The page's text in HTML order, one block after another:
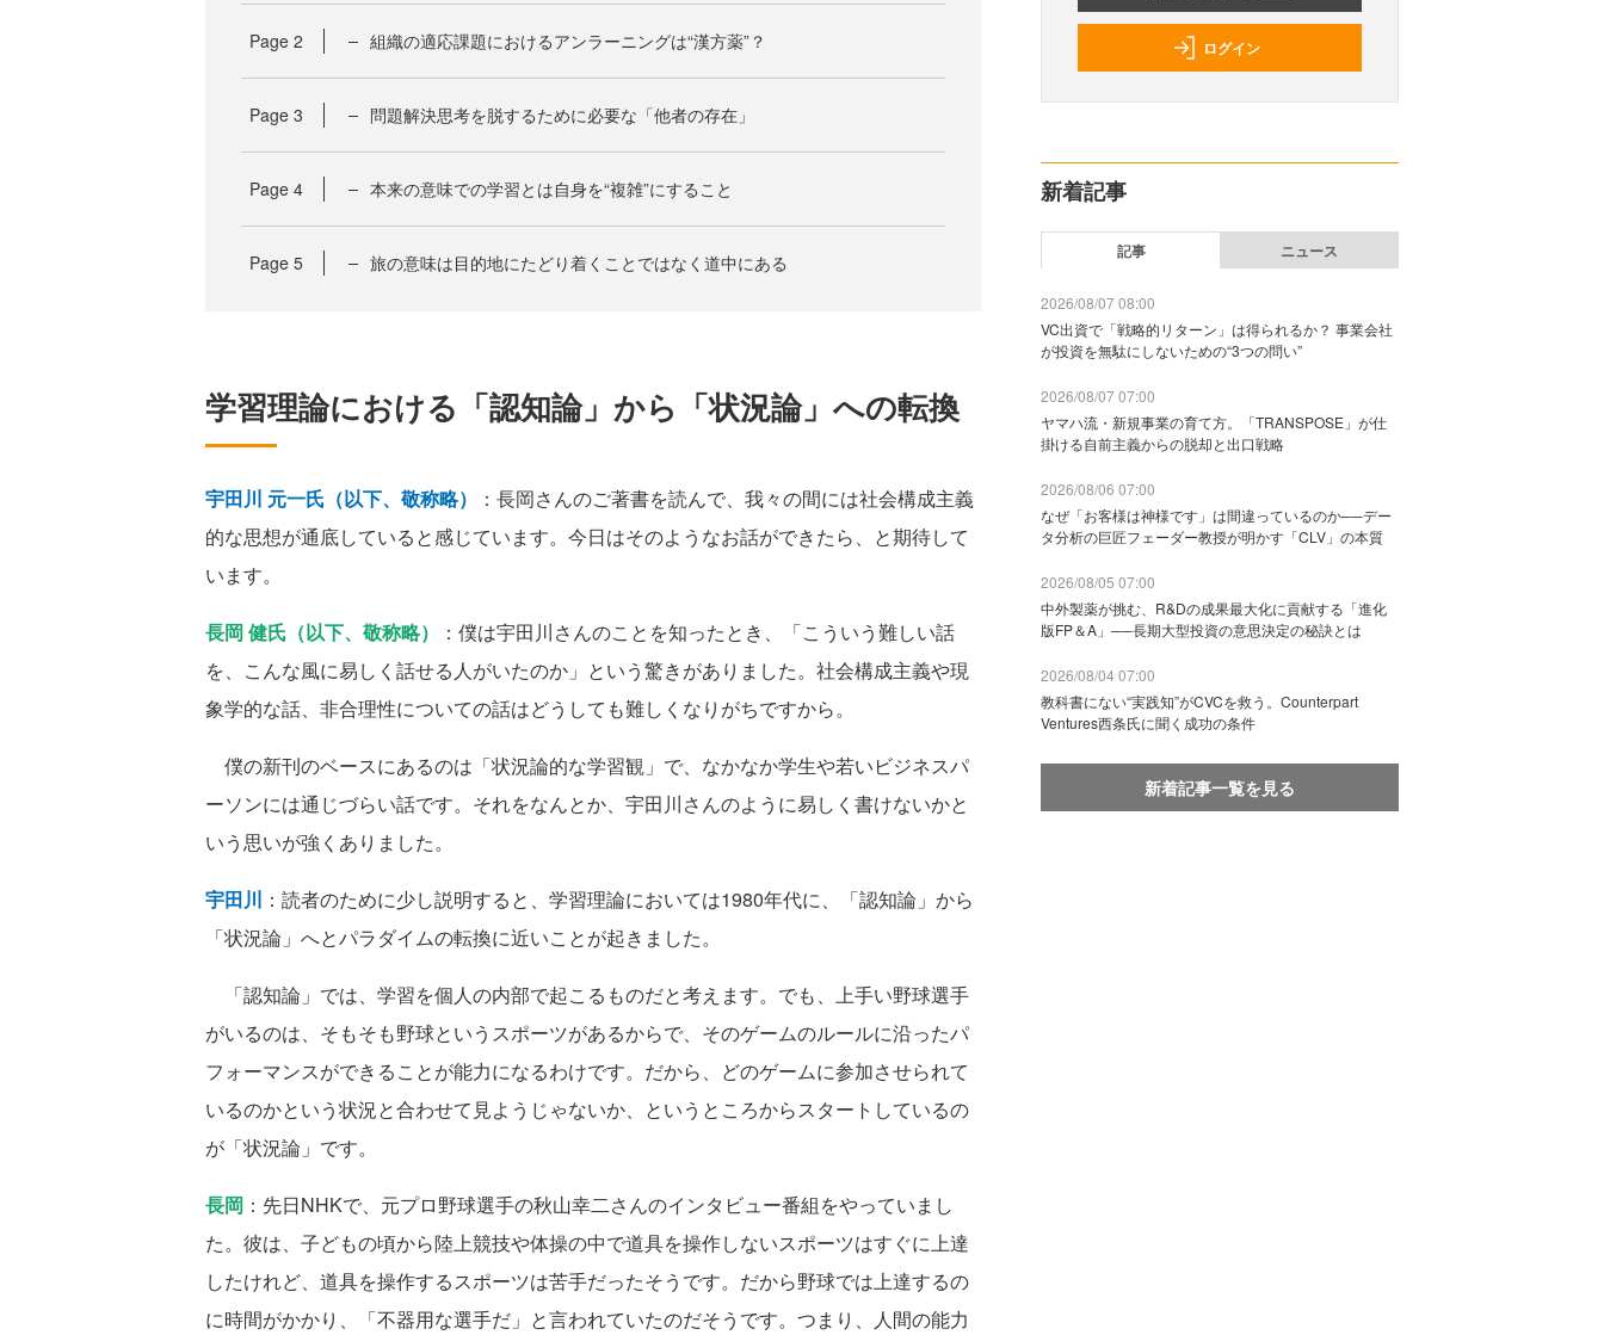
Page 2 組織の適応課題におけるアンラーニングは“漢方薬”？
Page 3 問題解決思考を脱するために必要な「他者の存在」
Page 4 本来の意味での学習とは自身を“複雑”にすること
Page 5 旅の意味は目的地にたどり着くことではなく道中にある
学習理論における「認知論」から「状況論」への転換
宇田川 元一氏（以下、敬称略）
：長岡さんのご著書を読んで、我々の間には社会構成主義
的な思想が通底していると感じています。今日はそのようなお話ができたら、と期待して
います。
長岡 健氏（以下、敬称略）
：僕は宇田川さんのことを知ったとき、「こういう難しい話
を、こんな風に易しく話せる人がいたのか」という驚きがありました。社会構成主義や現
象学的な話、非合理性についての話はどうしても難しくなりがちですから。
僕の新刊のベースにあるのは「状況論的な学習観」で、なかなか学生や若いビジネスパ
ーソンには通じづらい話です。それをなんとか、宇田川さんのように易しく書けないかと
いう思いが強くありました。
宇田川 ：読者のために少し説明すると、学習理論においては1980年代に、「認知論」から
「状況論」へとパラダイムの転換に近いことが起きました。
「認知論」では、学習を個人の内部で起こるものだと考えます。でも、上手い野球選手
がいるのは、そもそも野球というスポーツがあるからで、そのゲームのルールに沿ったパ
フォーマンスができることが能力になるわけです。だから、どのゲームに参加させられて
いるのかという状況と合わせて見ようじゃないか、というところからスタートしているの
が「状況論」です。
長岡 ：先日NHKで、元プロ野球選手の秋山幸二さんのインタビュー番組をやっていまし
た。彼は、子どもの頃から陸上競技や体操の中で道具を操作しないスポーツはすぐに上達
したけれど、道具を操作するスポーツは苦手だったそうです。だから野球では上達するの
に時間がかかり、「不器用な選手だ」と言われていたのだそうです。つまり、人間の能力
ログイン
新着記事
記事 ニュース
2026/08/07 08:00
VC出資で「戦略的リターン」は得られるか？ 事業会社
が投資を無駄にしないための“3つの問い”
2026/08/07 07:00
ヤマハ流・新規事業の育て方。「TRANSPOSE」が仕
掛ける自前主義からの脱却と出口戦略
2026/08/06 07:00
なぜ「お客様は神様です」は間違っているのか──デー
タ分析の巨匠フェーダー教授が明かす「CLV」の本質
2026/08/05 07:00
中外製薬が挑む、R&Dの成果最大化に貢献する「進化
版FP＆A」──長期大型投資の意思決定の秘訣とは
2026/08/04 07:00
教科書にない“実践知”がCVCを救う。Counterpart
Ventures西条氏に聞く成功の条件
新着記事一覧を見る